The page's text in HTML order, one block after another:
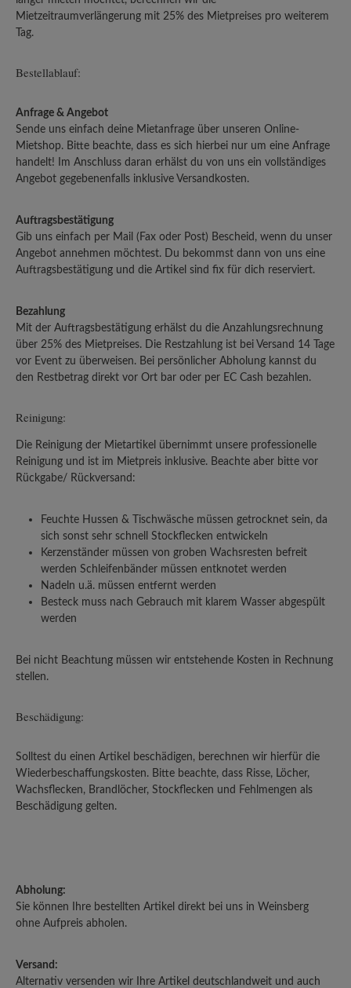
Mietzeitraumverlängerung mit 25% des Mietpreises pro weiterem
Tag.
Bestellablauf:
Anfrage & Angebot
Sende uns einfach deine Mietanfrage über unseren Online-
Mietshop. Bitte beachte, dass es sich hierbei nur um eine Anfrage
handelt! Im Anschluss daran erhälst du von uns ein vollständiges
Angebot gegebenenfalls inklusive Versandkosten.
Auftragsbestätigung
Gib uns einfach per Mail (Fax oder Post) Bescheid, wenn du unser
Angebot annehmen möchtest. Du bekommst dann von uns eine
Auftragsbestätigung und die Artikel sind fix für dich reserviert.
Bezahlung
Mit der Auftragsbestätigung erhälst du die Anzahlungsrechnung
über 25% des Mietpreises. Die Restzahlung ist bei Versand 14 Tage
vor Event zu überweisen. Bei persönlicher Abholung kannst du
den Restbetrag direkt vor Ort bar oder per EC Cash bezahlen.
Reinigung:
Die Reinigung der Mietartikel übernimmt unsere professionelle
Reinigung und ist im Mietpreis inklusive. Beachte aber bitte vor
Rückgabe/ Rückversand:
Feuchte Hussen & Tischwäsche müssen getrocknet sein, da
sich sonst sehr schnell Stockflecken entwickeln
Kerzenständer müssen von groben Wachsresten befreit
werden Schleifenbänder müssen entknotet werden
Nadeln u.ä. müssen entfernt werden
Besteck muss nach Gebrauch mit klarem Wasser abgespült
werden
Bei nicht Beachtung müssen wir entstehende Kosten in Rechnung
stellen.
Beschädigung:
Solltest du einen Artikel beschädigen, berechnen wir hierfür die
Wiederbeschaffungskosten. Bitte beachte, dass Risse, Löcher,
Wachsflecken, Brandlöcher, Stockflecken und Fehlmengen als
Beschädigung gelten.
Abholung:
Sie können Ihre bestellten Artikel direkt bei uns in Weinsberg
ohne Aufpreis abholen.
Versand:
Alternativ versenden wir Ihre Artikel deutschlandweit und auch